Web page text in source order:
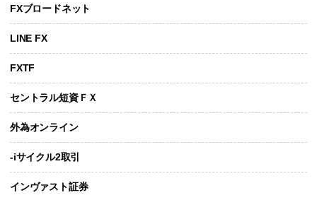
FXブロードネット
LINE FX
FXTF
セントラル短資ＦＸ
外為オンライン
-iサイクル2取引
インヴァスト証券